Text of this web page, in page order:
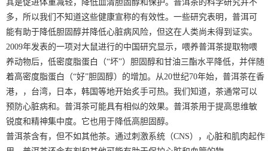
其是促进体重减轻，降低血清胆固醇和保护。普洱茶的科学研究并不
多，所以我们不知道这些健康宣称的有效性。一些研究表明，普洱可
能有助于降低胆固醇并降低心脏病风险，但这在人类尚未得到证实。
2009年发表的一项对大鼠进行的中国研究显示，喂养普洱茶提取物喂
养动物后，低密度脂蛋白（“坏”）胆固醇和甘油三酯水平降低，并伴随
着高密度脂蛋白（“好”胆固醇）的增加。从20世纪70年始，普洱茶在香
港，，台湾，日本，韩国等地开始炙手可热。我们知道，茶通常可以
预防心脏病和。普洱茶可能具有相似的效果。普洱茶用于提高思维敏
锐度和精神集中度。它也用于降低高胆固醇。
普洱茶含有，但不如其他茶。通过刺激系统（CNS），心脏和肌肉起作